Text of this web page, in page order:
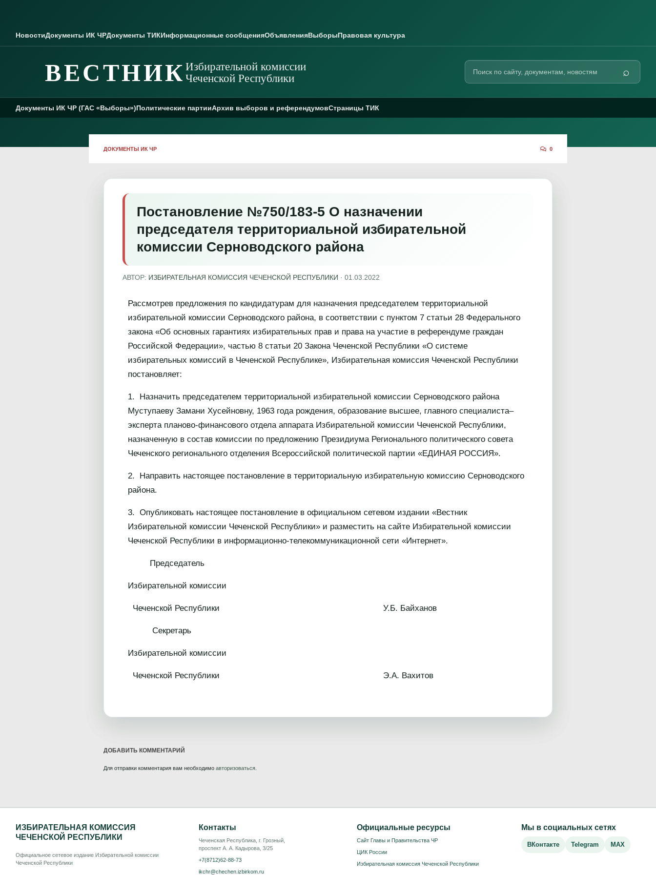
НовостиДокументы ИК ЧРДокументы ТИКИнформационные сообщенияОбъявленияВыборыПравовая культура
ВЕСТНИК Избирательной комиссии
Чеченской Республики
Поиск
сайту
⌕
Документы ИК ЧР (ГАС «Выборы»)Политические партииАрхив выборов и референдумовСтраницы ТИК
ДОКУМЕНТЫ ИК ЧР 0
Постановление №750/183-5 О назначении
председателя территориальной избирательной
комиссии Серноводского района
АВТОР: ИЗБИРАТЕЛЬНАЯ КОМИССИЯ ЧЕЧЕНСКОЙ РЕСПУБЛИКИ · 01.03.2022
Рассмотрев предложения по кандидатурам для назначения председателем территориальной
избирательной комиссии Серноводского района, в соответствии с пунктом 7 статьи 28 Федерального
закона «Об основных гарантиях избирательных прав и права на участие в референдуме граждан
Российской Федерации», частью 8 статьи 20 Закона Чеченской Республики «О системе
избирательных комиссий в Чеченской Республике», Избирательная комиссия Чеченской Республики
постановляет:
1. Назначить председателем территориальной избирательной комиссии Серноводского района
Муступаеву Замани Хусейновну, 1963 года рождения, образование высшее, главного специалиста–
эксперта планово-финансового отдела аппарата Избирательной комиссии Чеченской Республики,
назначенную в состав комиссии по предложению Президиума Регионального политического совета
Чеченского регионального отделения Всероссийской политической партии «ЕДИНАЯ РОССИЯ».
2. Направить настоящее постановление в территориальную избирательную комиссию Серноводского
района.
3. Опубликовать настоящее постановление в официальном сетевом издании «Вестник
Избирательной комиссии Чеченской Республики» и разместить на сайте Избирательной комиссии
Чеченской Республики в информационно-телекоммуникационной сети «Интернет».
Председатель
Избирательной комиссии
Чеченской Республики У.Б. Байханов
Секретарь
Избирательной комиссии
Чеченской Республики Э.А. Вахитов
ДОБАВИТЬ КОММЕНТАРИЙ
Для отправки комментария вам необходимо авторизоваться
ИЗБИРАТЕЛЬНАЯ КОМИССИЯ
ЧЕЧЕНСКОЙ РЕСПУБЛИКИ
Официальное сетевое издание Избирательной комиссии
Чеченской Республики
Контакты
Чеченская Республика, г. Грозный,
проспект А. А. Кадырова, 3/25
+7(8712)62-88-73
ikchr@chechen.izbirkom.ru
Официальные ресурсы
Сайт Главы и Правительства ЧР
ЦИК России
Избирательная комиссия Чеченской Республики
Мы в социальных сетях
ВКонтакте Telegram MAX